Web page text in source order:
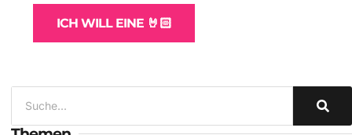
ICH WILL EINE 🤘🏻